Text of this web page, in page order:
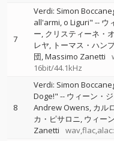
7
Verdi: Simon
all'armi, o Liguri" -- ウ
ー クリスティーネ・
レヤ
トーマス・ハン
団 Massimo Zanetti
16bit/44.1kHz
8
Verdi: Simon
Doge!" -- ウィーン・
Andrew Owens カル
カ・ピサロニ ウィー
Zanetti